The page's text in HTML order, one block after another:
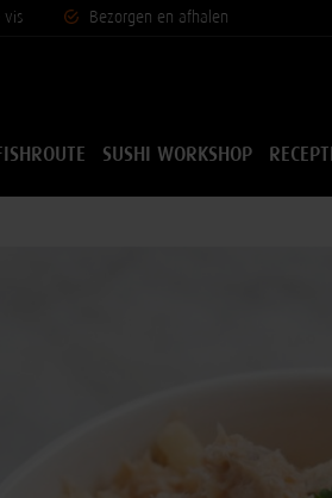
vis Bezorgen en afhalen
SUSHI WORKSHOP